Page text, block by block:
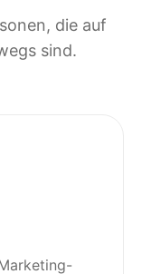
die auf
sind.